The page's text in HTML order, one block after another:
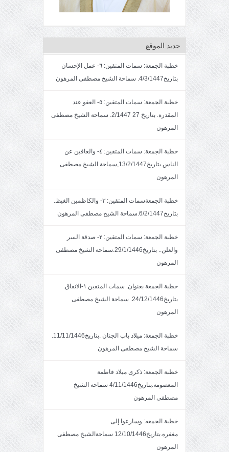
جديد الموقع
خطبة الجمعة: سمات المتقين: ٦- عمل الإحسان
بتاريخ4/3/1447. سماحة الشيخ مصطفى المرهون
خطبة الجمعة: سمات المتقين: ٥- العفو عند
المقدرة. بتاريخ 27 2/1447. سماحة الشيخ مصطفى
المرهون
خطبة الجمعة: سمات المتقين: ٤- والعافين عن
الناس.بتاريخ13/2/1447,سماحة الشيخ مصطفى
المرهون
خطبة الجمعةسمات المتقين: ٣- والكاظمين الغيظ.
بتاريخ6/2/1447.سماحة الشيخ مصطفى المرهون
خطبة الجمعة: سمات المتقين: ٢- صدقة السر
والعلن.. بتاريخ29/1/1446.سماحة الشيخ مصطفى
المرهون
خطبة الجمعة بعنوان: سمات المتقين ١-الانفاق.
بتاريخ24/12/1446. سماحة الشيخ مصطفى
المرهون
خطبة الجمعة: ميلاد باب الجنان .بتاريخ11/11/1446.
سماحة الشيخ مصطفى المرهون
خطبة الجمعة: ذكرى ميلاد فاطمة
المعصومه.بتاريخ4/11/1446 سماحة الشيخ
مصطفى المرهون
خطبة الجمعه: وسارعوا إلى
مغفره.بتاريخ12/10/1446 سماحةالشيخ مصطفى
المرهون